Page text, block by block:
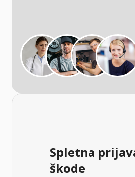
Spletna
škode